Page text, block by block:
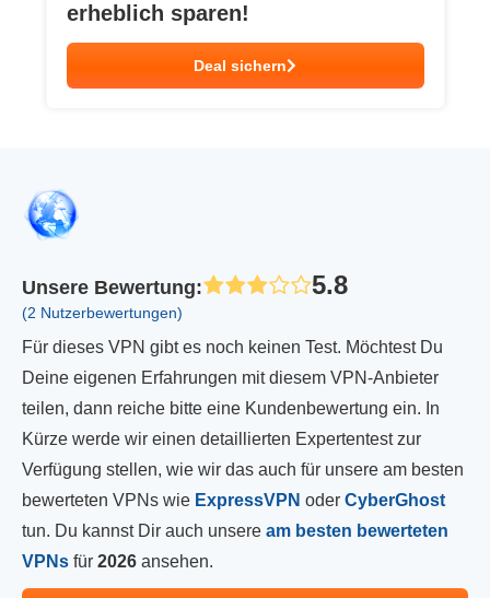
erheblich sparen!
Deal sichern
Unsere Bewertung: 5.8
(2 Nutzerbewertungen)
Für dieses VPN gibt es noch keinen Test. Möchtest Du
Deine eigenen Erfahrungen mit diesem VPN-Anbieter
teilen, dann reiche bitte eine Kundenbewertung ein. In
Kürze werde wir einen detaillierten Expertentest zur
Verfügung stellen, wie wir das auch für unsere am besten
bewerteten VPNs wie ExpressVPN oder CyberGhost
tun. Du kannst Dir auch unsere am besten bewerteten
VPNs für 2026 ansehen.